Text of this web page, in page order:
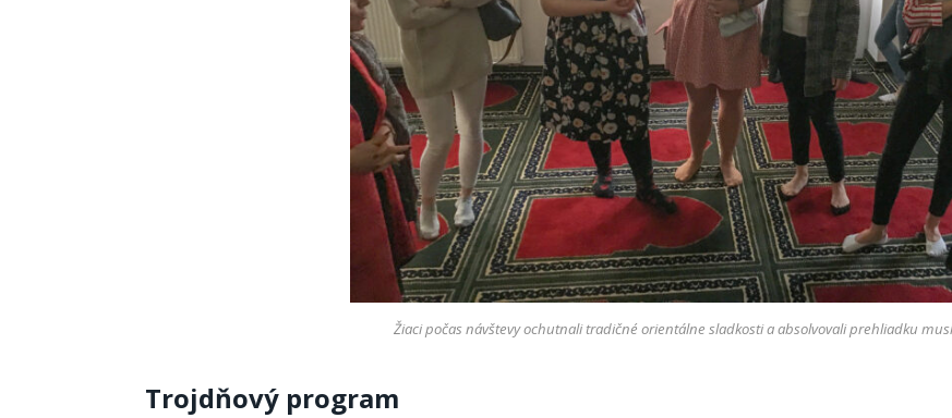
Žiaci počas návštevy ochutnali tradičné orientálne sladkosti a absolvovali prehliadku
Trojdňový program